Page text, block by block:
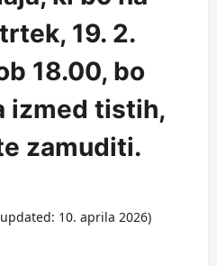
19. 2.
18.00, bo
izmed tistih,
zamuditi.
10. aprila 2026)